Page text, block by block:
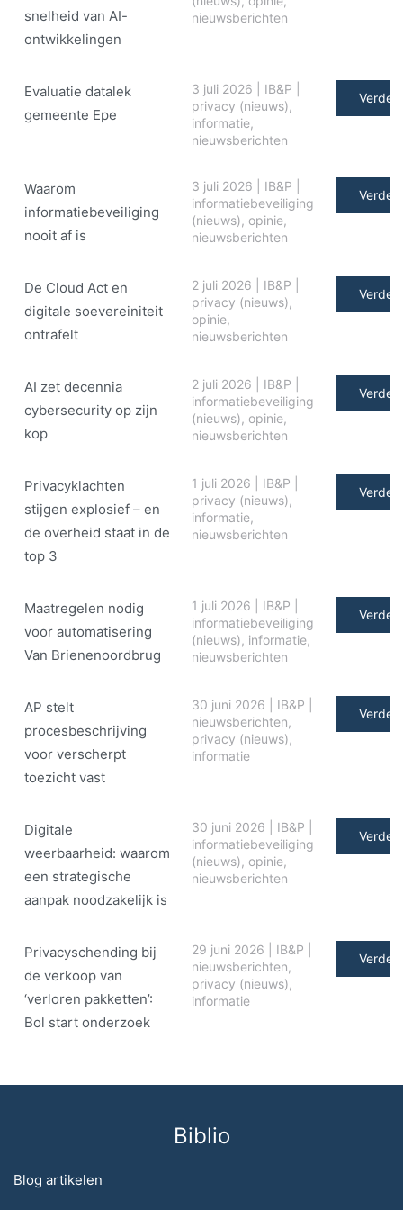
snelheid van AI-
ontwikkelingen
nieuwsberichten
Evaluatie datalek
gemeente Epe
3 juli 2026 IB&P
privacy (nieuws),
informatie,
nieuwsberichten
Verder
Waarom
informatiebeveiliging
nooit af is
3 juli 2026 IB&P
informatiebeveiliging
(nieuws), opinie,
nieuwsberichten
Verder
De Cloud Act en
digitale soe­ve­rei­ni­teit
ontrafelt
2 juli 2026 IB&P
privacy (nieuws),
opinie,
nieuwsberichten
Verder
AI zet decennia
cybersecurity op zijn
kop
2 juli 2026 IB&P
informatiebeveiliging
(nieuws), opinie,
nieuwsberichten
Verder
Privacyklachten
stijgen explosief – en
de overheid staat in de
top 3
1 juli 2026 IB&P
privacy (nieuws),
informatie,
nieuwsberichten
Verder
Maatregelen nodig
voor automatisering
Van Brienenoordbrug
1 juli 2026 IB&P
informatiebeveiliging
(nieuws), informatie,
nieuwsberichten
Verder
AP stelt
procesbeschrijving
voor verscherpt
toezicht vast
30 juni 2026 IB&P
nieuwsberichten,
privacy (nieuws),
informatie
Verder
Digitale
weerbaarheid: waarom
een strategische
aanpak noodzakelijk is
30 juni 2026 IB&P
informatiebeveiliging
(nieuws), opinie,
nieuwsberichten
Verder
Privacyschending bij
de verkoop van
‘verloren pakketten’:
Bol start onderzoek
29 juni 2026 IB&P
nieuwsberichten,
privacy (nieuws),
informatie
Verder
Biblio
Blog artikelen